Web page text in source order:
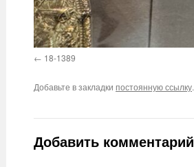
18-1389
Добавьте в закладки постоянную ссылку.
Добавить комментарий